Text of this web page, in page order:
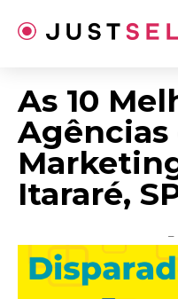
para
As 10
Agências
Itararé,
–